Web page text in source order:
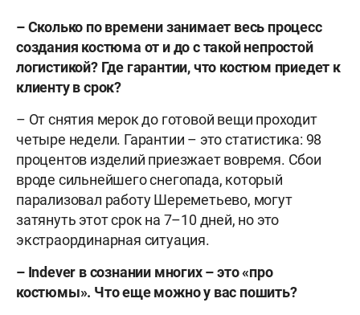
– Сколько по времени занимает весь процесс
создания костюма от и до с такой непростой
логистикой? Где гарантии, что костюм приедет к
клиенту в срок?
– От снятия мерок до готовой вещи проходит
четыре недели. Гарантии – это статистика: 98
процентов изделий приезжает вовремя. Сбои
вроде сильнейшего снегопада, который
парализовал работу Шереметьево, могут
затянуть этот срок на 7–10 дней, но это
экстраординарная ситуация.
– Indever в сознании многих – это «про
костюмы». Что еще можно у вас пошить?